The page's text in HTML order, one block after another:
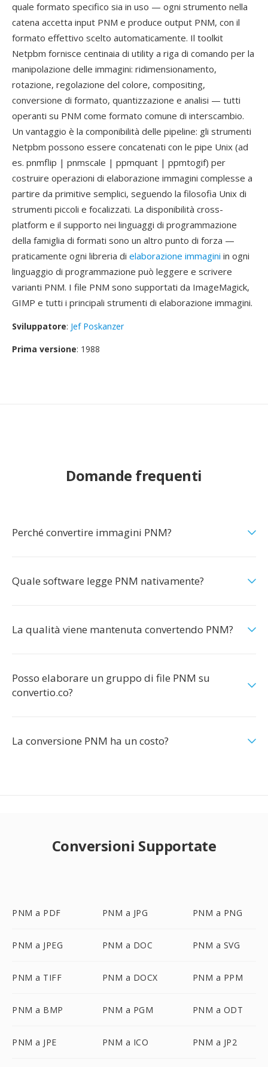
quale formato specifico sia in uso — ogni strumento nella
catena accetta input PNM e produce output PNM, con il
formato effettivo scelto automaticamente. Il toolkit
Netpbm fornisce centinaia di utility a riga di comando per la
manipolazione delle immagini: ridimensionamento,
rotazione, regolazione del colore, compositing,
conversione di formato, quantizzazione e analisi — tutti
operanti su PNM come formato comune di interscambio.
Un vantaggio è la componibilità delle pipeline: gli strumenti
Netpbm possono essere concatenati con le pipe Unix (ad
es. pnmflip | pnmscale | ppmquant | ppmtogif) per
costruire operazioni di elaborazione immagini complesse a
partire da primitive semplici, seguendo la filosofia Unix di
strumenti piccoli e focalizzati. La disponibilità cross-
platform e il supporto nei linguaggi di programmazione
della famiglia di formati sono un altro punto di forza —
praticamente ogni libreria di elaborazione immagini in ogni
linguaggio di programmazione può leggere e scrivere
varianti PNM. I file PNM sono supportati da ImageMagick,
GIMP e tutti i principali strumenti di elaborazione immagini.
Sviluppatore: Jef Poskanzer
Prima versione: 1988
Domande frequenti
Perché convertire immagini PNM?
Quale software legge PNM nativamente?
La qualità viene mantenuta convertendo PNM?
Posso elaborare un gruppo di file PNM su
convertio.co?
La conversione PNM ha un costo?
Conversioni Supportate
PNM a PDF PNM a JPG PNM a PNG
PNM a JPEG PNM a DOC PNM a SVG
PNM a TIFF PNM a DOCX PNM a PPM
PNM a BMP PNM a PGM PNM a ODT
PNM a JPE PNM a ICO PNM a JP2